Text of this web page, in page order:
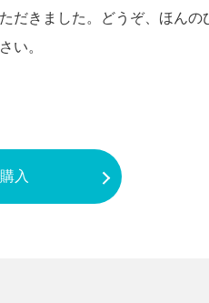
だきました。どうぞ、ほんの
い。
入